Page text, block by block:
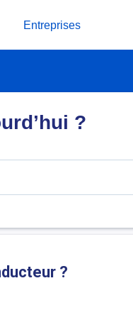
Entreprises
?
?